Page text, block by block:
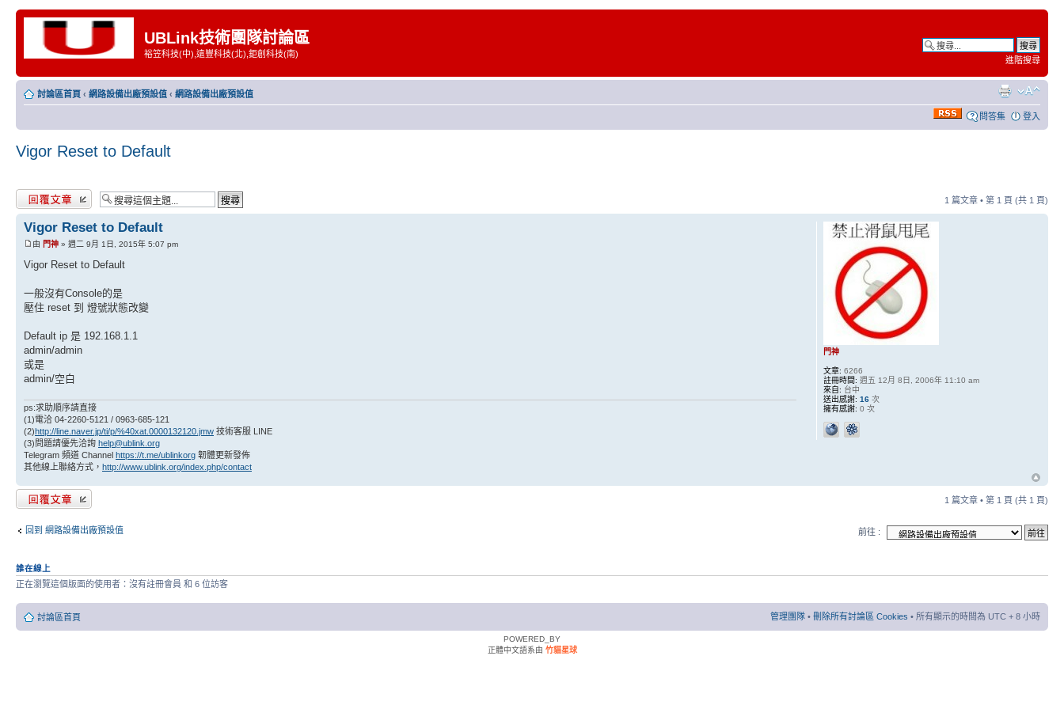
UBLink技術團隊討論區
裕笠科技(中),遠豐科技(北),鉅創科技(南)
進階搜尋
討論區首頁 ‹ 網路設備出廠預設值 ‹ 網路設備出廠預設值
問答集 登入
Vigor Reset to Default
發表回覆 1 篇文章 • 第 1 頁 (共 1 頁)
Vigor Reset to Default
由 門神 » 週二 9月 1日, 2015年 5:07 pm
Vigor Reset to Default
一般沒有Console的是
壓住 reset 到 燈號狀態改變
Default ip 是 192.168.1.1
admin/admin
或是
admin/空白
ps:求助順序請直接
(1)電洽 04-2260-5121 / 0963-685-121
(2)http://line.naver.jp/ti/p/%40xat.0000132120.jmw 技術客服 LINE
(3)問題請優先洽詢 help@ublink.org
Telegram 頻道 Channel https://t.me/ublinkorg 韌體更新發佈
其他線上聯絡方式， http://www.ublink.org/index.php/contact
門神
文章: 6266
註冊時間: 週五 12月 8日, 2006年 11:10 am
來自: 台中
送出感謝: 16次
擁有感謝: 0 次
發表回覆 1 篇文章 • 第 1 頁 (共 1 頁)
回到 網路設備出廠預設值 前往 :
誰在線上
正在瀏覽這個版面的使用者：沒有註冊會員 和 6 位訪客
討論區首頁 管理團隊 • 刪除所有討論區 Cookies • 所有顯示的時間為 UTC + 8 小時
POWERED_BY
正體中文語系由 竹貓星球